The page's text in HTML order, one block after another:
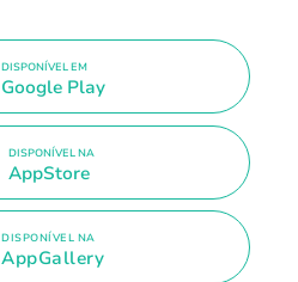
DISPONÍVEL EM
Google Play
DISPONÍVEL NA
AppStore
DISPONÍVEL NA
AppGallery